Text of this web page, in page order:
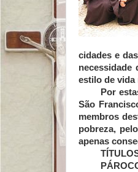
cidades e
estilo de vida
Por
São
membros
pobreza,
apenas